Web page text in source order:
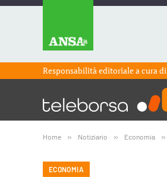
Responsabilità editoriale a cura di
Home » Notiziario » Economia »
ECONOMIA